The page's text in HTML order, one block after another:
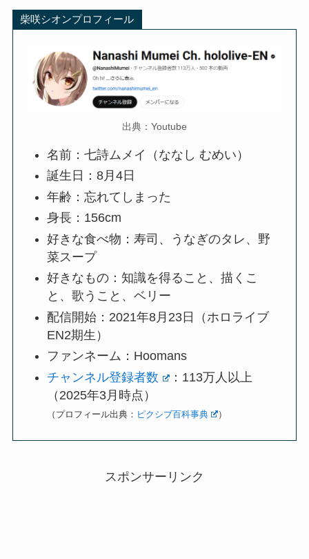
柴咲シオンプロフィール
出典：Youtube
名前：七詩ムメイ（ななし むめい）
誕生日：8月4日
年齢：忘れてしまった
身長：156cm
好きな食べ物：寿司、うなぎのタレ、野
菜スープ
好きなもの：知識を得ること、描くこ
と、歌うこと、ベリー
配信開始：2021年8月23日（ホロライブ
EN2期生）
ファンネーム：Hoomans
チャンネル登録者数
：113万人以上
（2025年3月時点）
（プロフィール出典： ピクシブ百科事典 ）
スポンサーリンク